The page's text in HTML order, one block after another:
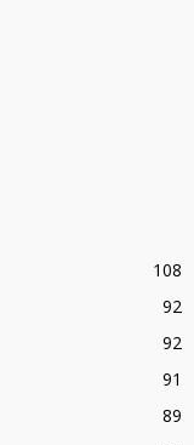
108
92
92
91
89